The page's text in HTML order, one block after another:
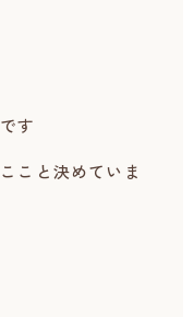
す
こと決めていま